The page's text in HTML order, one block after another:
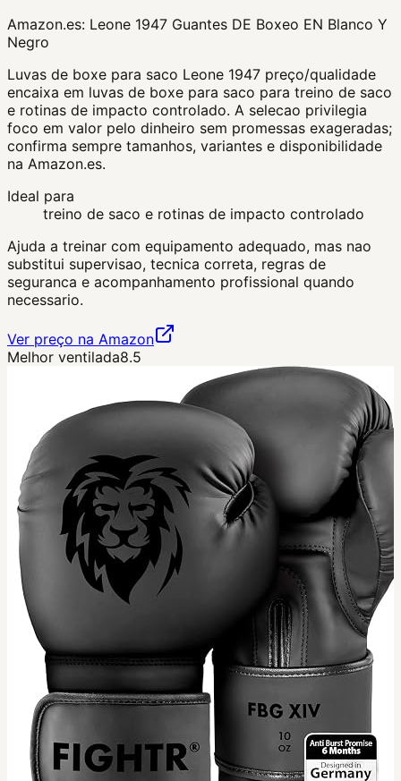
Amazon.es: Leone 1947 Guantes DE Boxeo EN Blanco Y
Negro
Luvas de boxe para saco Leone 1947 preço/qualidade
encaixa em luvas de boxe para saco para treino de saco
e rotinas de impacto controlado. A selecao privilegia
foco em valor pelo dinheiro sem promessas exageradas;
confirma sempre tamanhos, variantes e disponibilidade
na Amazon.es.
Ideal para
treino de saco e rotinas de impacto controlado
Ajuda a treinar com equipamento adequado, mas nao
substitui supervisao, tecnica correta, regras de
seguranca e acompanhamento profissional quando
necessario.
Ver preço na Amazon
Melhor ventilada8.5